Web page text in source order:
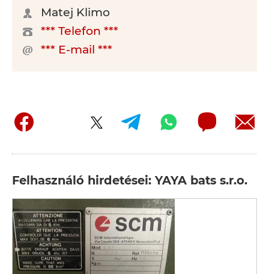
Matej Klimo
*** Telefon ***
*** E-mail ***
Felhasználó hirdetései: YAYA bats s.r.o.